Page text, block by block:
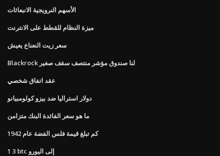
الأسهم النرويجية الانبعاثات
ميزة النظام للقطط على الانترنت
سعر زيت النعناع يعيش
Blackrock لنا صندوق مؤشر منتصف سقف صغير
عقد اتفاق شخصي
دولار استراليا ضد بيزو كولومبيانو
ما هو سعر الفائدة البنك متزامن
كم تبلغ قيمة فلس الفضة عام 1942
1 3 btc إلى اليورو